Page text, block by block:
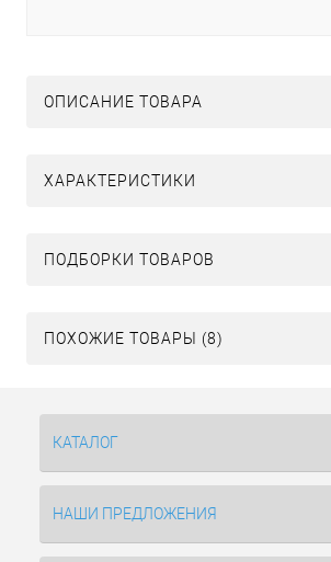
ОПИСАНИЕ ТОВАРА
ХАРАКТЕРИСТИКИ
ПОДБОРКИ ТОВАРОВ
ПОХОЖИЕ ТОВАРЫ (8)
КАТАЛОГ
НАШИ ПРЕДЛОЖЕНИЯ